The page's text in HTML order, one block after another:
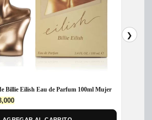
Billie Eilish Eau de Parfum 100ml Mujer
Current
price
is:
❯